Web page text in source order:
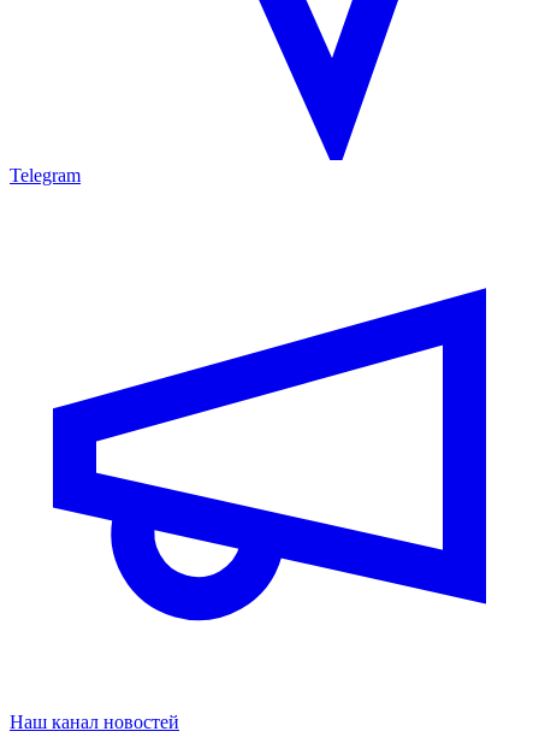
Telegram
Наш канал новостей